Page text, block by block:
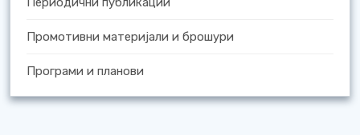
Промотивни материјали и брошури
Програми и планови